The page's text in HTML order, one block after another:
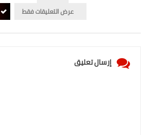
عرض التعليقات فقط
إرسال تعليق